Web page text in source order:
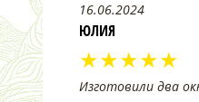
16.06.2024
ЮЛИЯ
★★★★★
Изготовили два